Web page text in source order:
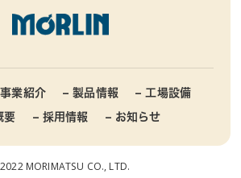
業紹介 – 製品情報 – 工場設備
要 – 採用情報 – お知らせ
MORIMATSU CO., LTD.